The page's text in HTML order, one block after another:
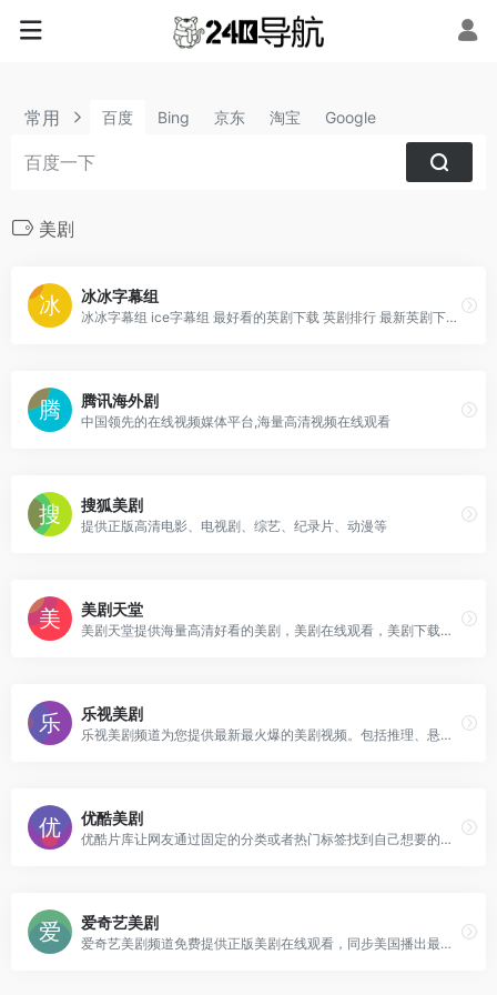
常用 百度 Bing 京东 淘宝 Google
美剧
冰冰字幕组
冰冰字幕组 ice字幕组 最好看的英剧下载 英剧排行 最新英剧下载 英剧字幕 英剧在线观看
腾讯海外剧
中国领先的在线视频媒体平台,海量高清视频在线观看
搜狐美剧
提供正版高清电影、电视剧、综艺、纪录片、动漫等
美剧天堂
美剧天堂提供海量高清好看的美剧，美剧在线观看，美剧下载，各类精彩美剧保持每日更新，第一时间为广大美剧迷推荐精彩好看的美剧节目。
乐视美剧
乐视美剧频道为您提供最新最火爆的美剧视频。包括推理、悬疑、犯罪、科幻、魔幻、异次元、时尚、喜剧、家庭等美剧类型。
优酷美剧
优酷片库让网友通过固定的分类或者热门标签找到自己想要的视频节目，在优酷片库，你可以观看海量视频节目。
爱奇艺美剧
爱奇艺美剧频道免费提供正版美剧在线观看，同步美国播出最新热门美剧。内容涵盖科幻，魔幻，悬疑，喜剧，家庭等类型。